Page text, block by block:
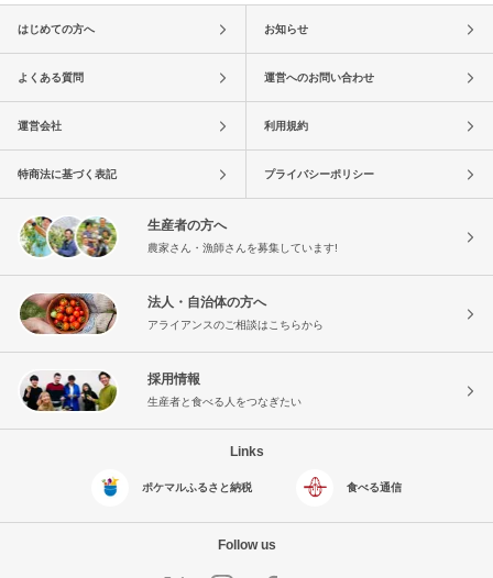
はじめての方へ お知らせ
よくある質問 運営へのお問い合わせ
運営会社 利用規約
特商法に基づく表記 プライバシーポリシー
生産者の方へ
農家さん・漁師さんを募集しています!
法人・自治体の方へ
アライアンスのご相談はこちらから
採用情報
生産者と食べる人をつなぎたい
Links
ポケマルふるさと納税 食べる通信
Follow us